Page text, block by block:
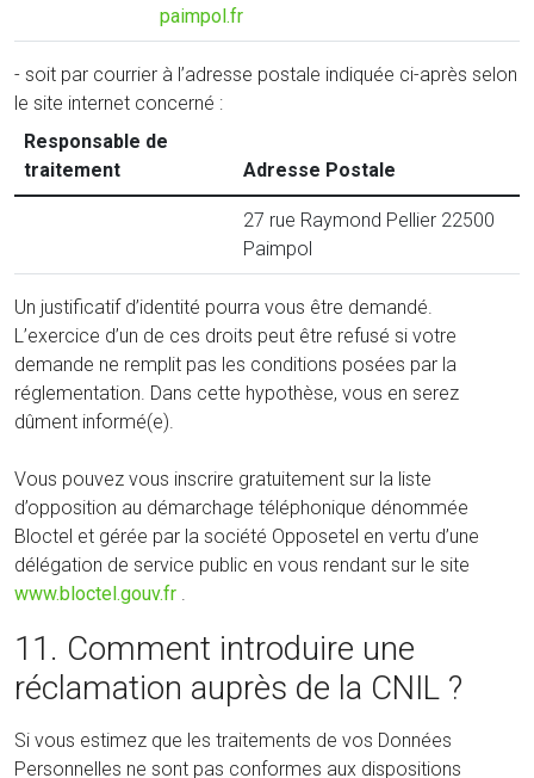
paimpol.fr
- soit par courrier à l’adresse postale indiquée ci-après selon
le site internet concerné :
Responsable de
traitement
Adresse Postale
27 rue Raymond Pellier 22500
Paimpol
Un justificatif d’identité pourra vous être demandé.
L’exercice d’un de ces droits peut être refusé si votre
demande ne remplit pas les conditions posées par la
réglementation. Dans cette hypothèse, vous en serez
dûment informé(e).
Vous pouvez vous inscrire gratuitement sur la liste
d’opposition au démarchage téléphonique dénommée
Bloctel et gérée par la société Opposetel en vertu d’une
délégation de service public en vous rendant sur le site
www.bloctel.gouv.fr .
11. Comment introduire une
réclamation auprès de la CNIL ?
Si vous estimez que les traitements de vos Données
Personnelles ne sont pas conformes aux dispositions